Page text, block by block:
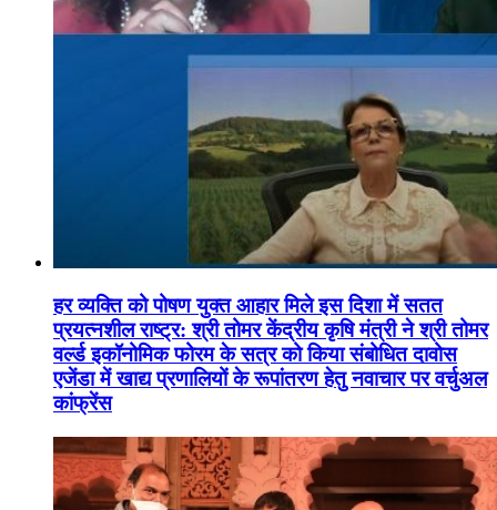
हर व्यक्ति को पोषण युक्त आहार मिले इस दिशा में सतत
प्रयत्नशील राष्ट्र: श्री तोमर केंद्रीय कृषि मंत्री ने श्री तोमर
वर्ल्ड इकॉनोमिक फोरम के सत्र को किया संबोधित दावोस
एजेंडा में खाद्य प्रणालियों के रूपांतरण हेतु नवाचार पर वर्चुअल
कांफ्रेंस